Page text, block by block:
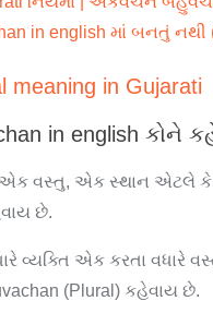
in english માં બનતું નથી
meaning in Gujarati
in english કોને
એક વસ્તુ, એક સ્થાન એટલે
છે.
વ્યક્તિ એક કરતા વધારે
(Plural) કહેવાય છે.